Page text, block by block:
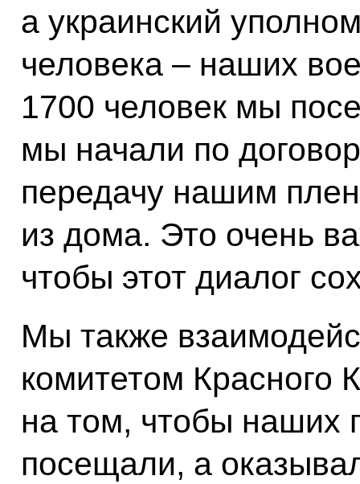
а украинский
человека – наших
1700 человек мы
мы начали по
передачу нашим
из дома. Это очень
чтобы этот диалог
Мы также
комитетом Красного
на том, чтобы наших
посещали, а